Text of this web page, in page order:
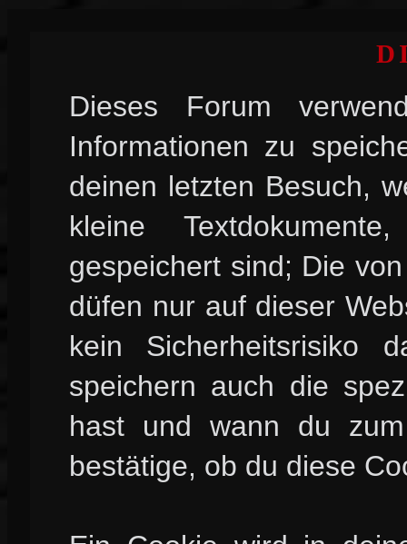
Dieses Forum
Informationen zu
deinen letzten Besuch,
kleine
gespeichert sind; Die
düfen nur auf dieser
kein Sicherheitsrisiko
speichern auch die
hast und wann du
bestätige, ob du diese